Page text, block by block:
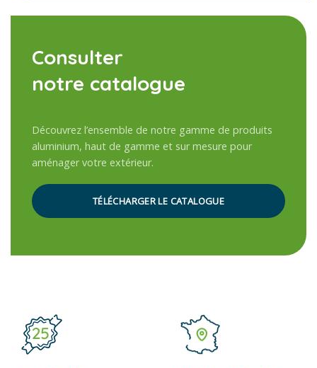
Consulter
notre catalogue
Découvrez l’ensemble de notre gamme de produits
aluminium, haut de gamme et sur mesure pour
aménager votre extérieur.
TÉLÉCHARGER LE CATALOGUE